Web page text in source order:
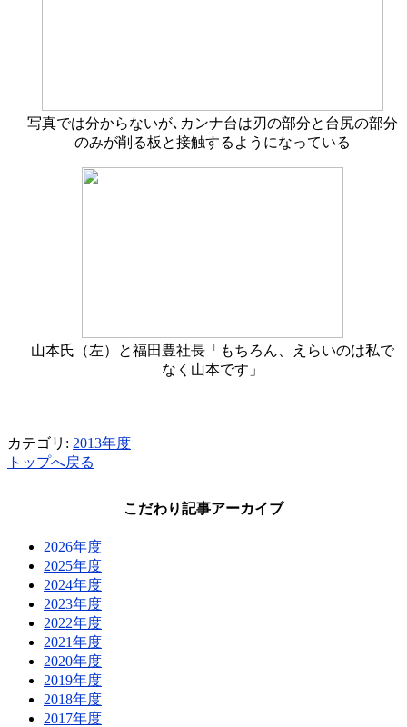
写真では分からないが､カンナ台は刃の部分と台尻の部分
のみが削る板と接触するようになっている
山本氏（左）と福田豊社長「もちろん、えらいのは私で
なく山本です」
カテゴリ: 2013年度
トップへ戻る
こだわり記事アーカイブ
2026年度
2025年度
2024年度
2023年度
2022年度
2021年度
2020年度
2019年度
2018年度
2017年度